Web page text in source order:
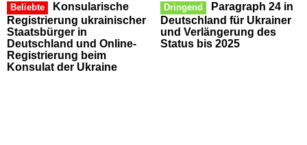
Beliebte
Konsularische
Registrierung ukrainischer
Staatsbürger in
Deutschland und Online-
Registrierung beim
Konsulat der Ukraine
Dringend
Paragraph 24 in
Deutschland für Ukrainer
und Verlängerung des
Status bis 2025